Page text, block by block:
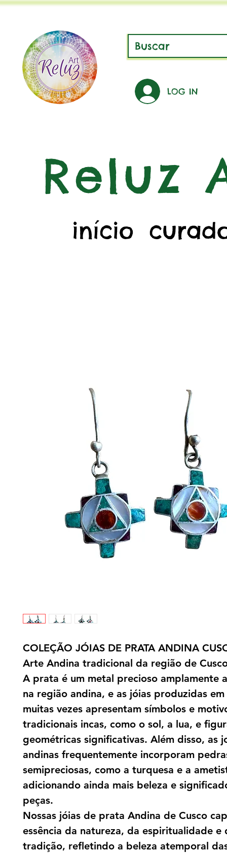
LOG IN
Reluz
início
COLEÇÃO JÓIAS DE PRATA ANDINA
Arte Andina tradicional da região de
A prata é um metal precioso amplamente
na região andina, e as jóias produzidas em
muitas vezes apresentam símbolos e
tradicionais incas, como o sol, a lua, e
geométricas significativas. Além disso, as
andinas frequentemente incorporam
semipreciosas, como a turquesa e a
adicionando ainda mais beleza e
peças.
Nossas jóias de prata Andina de Cusco
essência da natureza, da espiritualidade e
tradição, refletindo a beleza atemporal